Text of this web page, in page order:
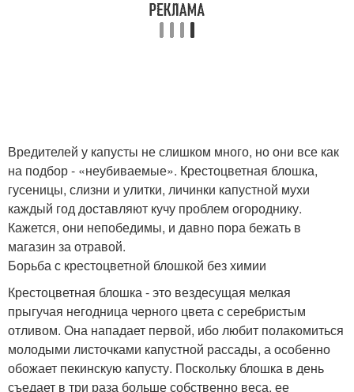
Вредителей у капусты не слишком много, но они все как
на подбор - «неубиваемые». Крестоцветная блошка,
гусеницы, слизни и улитки, личинки капустной мухи
каждый год доставляют кучу проблем огороднику.
Кажется, они непобедимы, и давно пора бежать в
магазин за отравой.
Борьба с крестоцветной блошкой без химии
Крестоцветная блошка - это вездесущая мелкая
прыгучая негодница черного цвета с серебристым
отливом. Она нападает первой, ибо любит полакомиться
молодыми листочками капустной рассады, а особенно
обожает пекинскую капусту. Поскольку блошка в день
съедает в три раза больше собственно веса, ее